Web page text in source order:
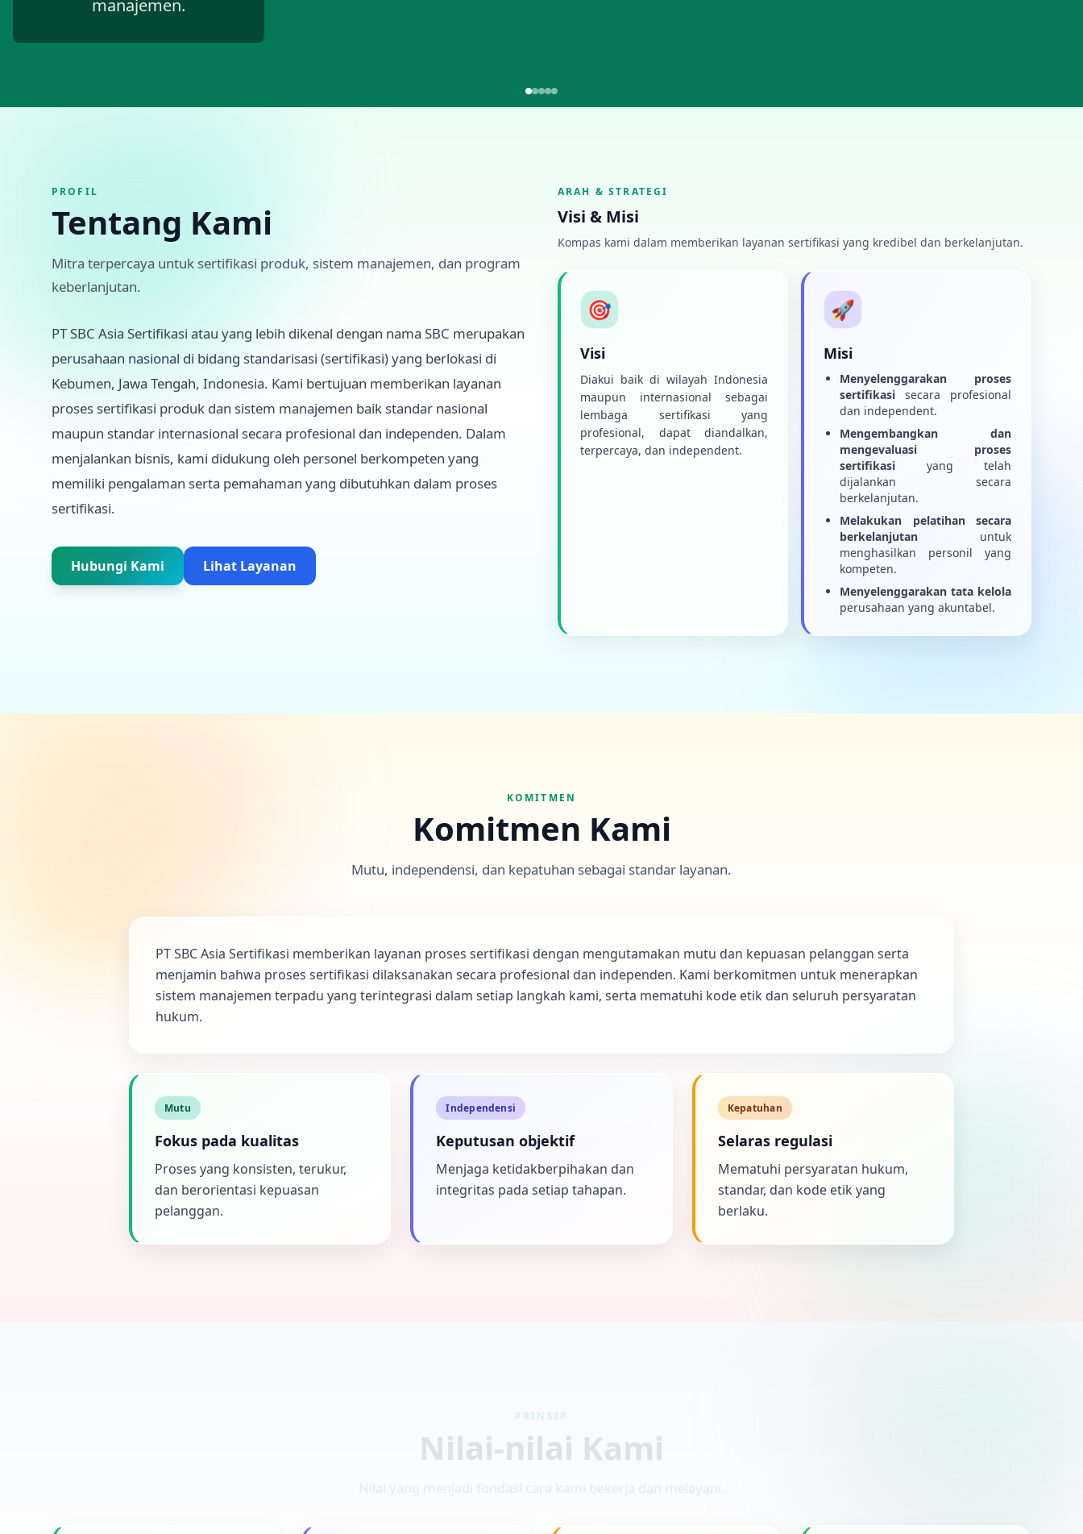
manajemen.
PROFIL
Tentang Kami
Mitra terpercaya untuk sertifikasi produk, sistem manajemen, dan program
keberlanjutan.
PT SBC Asia Sertifikasi atau yang lebih dikenal dengan nama SBC merupakan
perusahaan nasional di bidang standarisasi (sertifikasi) yang berlokasi di
Kebumen, Jawa Tengah, Indonesia. Kami bertujuan memberikan layanan
proses sertifikasi produk dan sistem manajemen baik standar nasional
maupun standar internasional secara profesional dan independen. Dalam
menjalankan bisnis, kami didukung oleh personel berkompeten yang
memiliki pengalaman serta pemahaman yang dibutuhkan dalam proses
sertifikasi.
Hubungi Kami Lihat Layanan
ARAH & STRATEGI
Visi & Misi
Kompas kami dalam memberikan layanan sertifikasi yang kredibel dan berkelanjutan.
🎯
Visi
Diakui baik di wilayah Indonesia
maupun internasional sebagai
lembaga sertifikasi yang
profesional, dapat diandalkan,
terpercaya, dan independent.
🚀
Misi
Menyelenggarakan proses
sertifikasi secara profesional
dan independent.
Mengembangkan dan
mengevaluasi proses
sertifikasi yang telah
dijalankan secara
berkelanjutan.
Melakukan pelatihan secara
berkelanjutan untuk
menghasilkan personil yang
kompeten.
Menyelenggarakan tata kelola
perusahaan yang akuntabel.
KOMITMEN
Komitmen Kami
Mutu, independensi, dan kepatuhan sebagai standar layanan.
PT SBC Asia Sertifikasi memberikan layanan proses sertifikasi dengan mengutamakan mutu dan kepuasan pelanggan serta
menjamin bahwa proses sertifikasi dilaksanakan secara profesional dan independen. Kami berkomitmen untuk menerapkan
sistem manajemen terpadu yang terintegrasi dalam setiap langkah kami, serta mematuhi kode etik dan seluruh persyaratan
hukum.
Mutu
Fokus pada kualitas
Proses yang konsisten, terukur,
dan berorientasi kepuasan
pelanggan.
Independensi
Keputusan objektif
Menjaga ketidakberpihakan dan
integritas pada setiap tahapan.
Kepatuhan
Selaras regulasi
Mematuhi persyaratan hukum,
standar, dan kode etik yang
berlaku.
Nilai-nilai Kami